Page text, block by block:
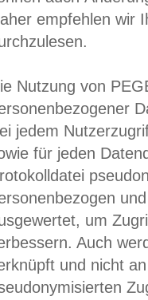
empfehlen wir
Nutzung von
jedem
für jeden
um
Auch
und nicht